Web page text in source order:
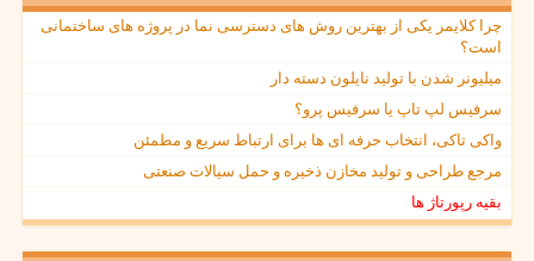
چرا کلایمر یکی از بهترین روش های دسترسی نما در پروژه های ساختمانی
است؟
میلیونر شدن با تولید نایلون دسته دار
سرفیس لپ تاپ یا سرفیس پرو؟
واکی تاکی، انتخاب حرفه ای ها برای ارتباط سریع و مطمئن
مرجع طراحی و تولید مخازن ذخیره و حمل سیالات صنعتی
بقیه رپورتاژ ها